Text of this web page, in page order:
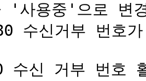
'사용중'으로 변
수신거부 번호